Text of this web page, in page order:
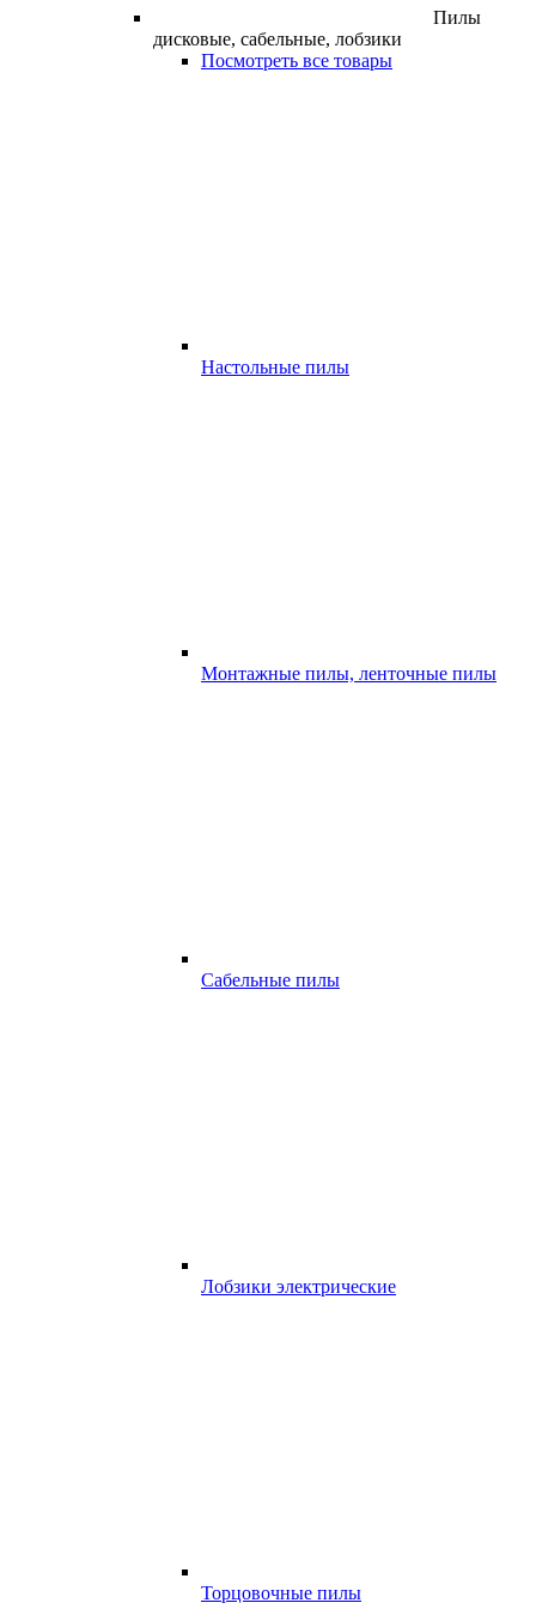
Пилы
дисковые, сабельные, лобзики
Посмотреть все товары
Настольные пилы
Монтажные пилы, ленточные пилы
Сабельные пилы
Лобзики электрические
Торцовочные пилы